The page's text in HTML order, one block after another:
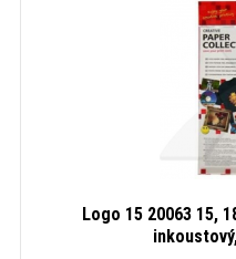
Logo 15 20063 15,